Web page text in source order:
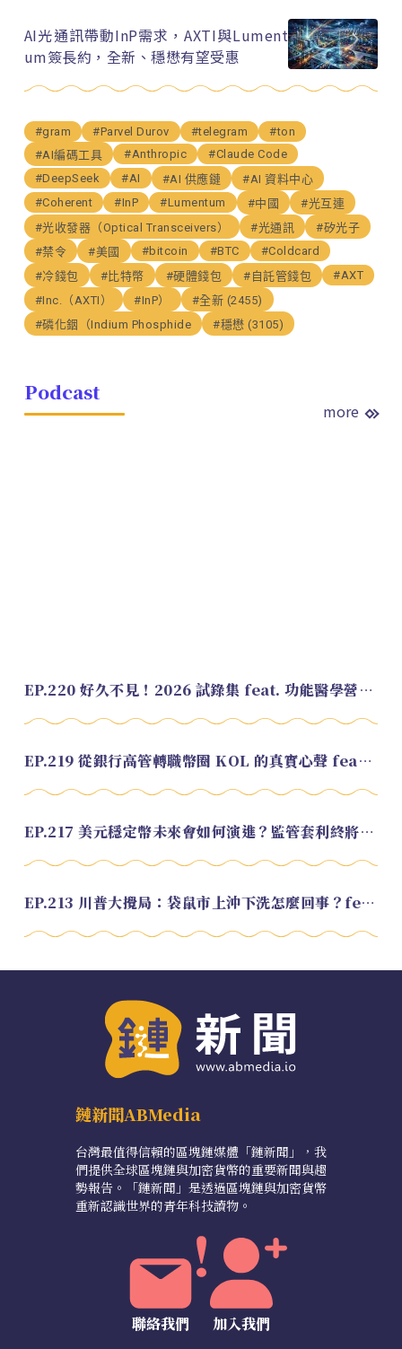
AI光通訊帶動InP需求，AXTI與Lument
um簽長約，全新、穩懋有望受惠
#gram #Parvel Durov #telegram
#ton
#AI編碼工具
#Anthropic
#Claude Code
#DeepSeek
#AI #AI 供應鏈
#AI 資料中心
#Coherent
#InP #Lumentum #中國
#光互連
#光收發器（Optical Transceivers）
#光通訊
#矽光子
#禁令
#美國 #bitcoin #BTC
#Coldcard
#冷錢包
#比特幣 #硬體錢包 #自託管錢包
#AXT
#Inc.（AXTI）
#InP）
#全新 (2455)
#磷化銦（Indium Phosphide
#穩懋 (3105)
Podcast
more
EP.220 好久不見！2026 試錄集 feat. 功能醫學營養師 美寶
EP.219 從銀行高管轉職幣圈 KOL 的真實心聲 feat.龜大
EP.217 美元穩定幣未來會如何演進？監管套利終將收斂？feat. 研究員 余哲安
EP.213 川普大攪局：袋鼠市上沖下洗怎麼回事？feat. Alvin
鏈新聞ABMedia
台灣最值得信賴的區塊鏈媒體「鏈新聞」，我
們提供全球區塊鏈與加密貨幣的重要新聞與趨
勢報告。「鏈新聞」是透過區塊鏈與加密貨幣
重新認識世界的青年科技讀物。
聯絡我們 加入我們